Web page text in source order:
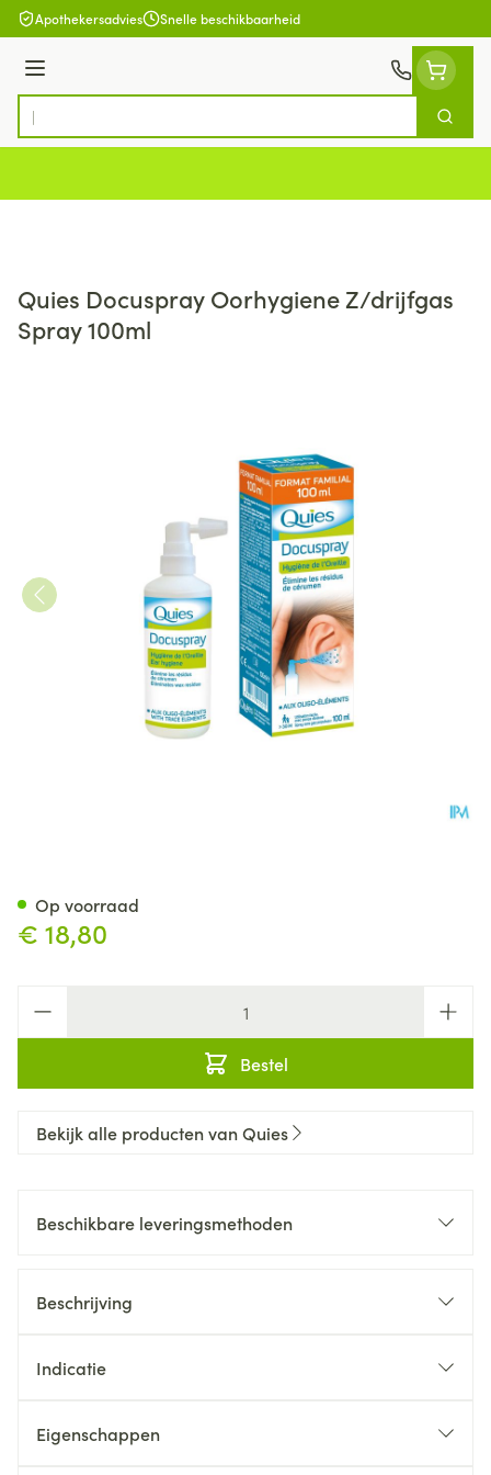
Ga naar de inhoud
Apothekersadvies Snelle beschikbaarheid
Menu
Product, merk, categorie...
Zoek
Quies Docuspray Oorhygiene Z/drijfgas
Spray 100ml
€ 18,80
Bestel
Op voorraad
Bekijk alle producten van Quies
Beschikbare leveringsmethoden
Beschrijving
Indicatie
Eigenschappen